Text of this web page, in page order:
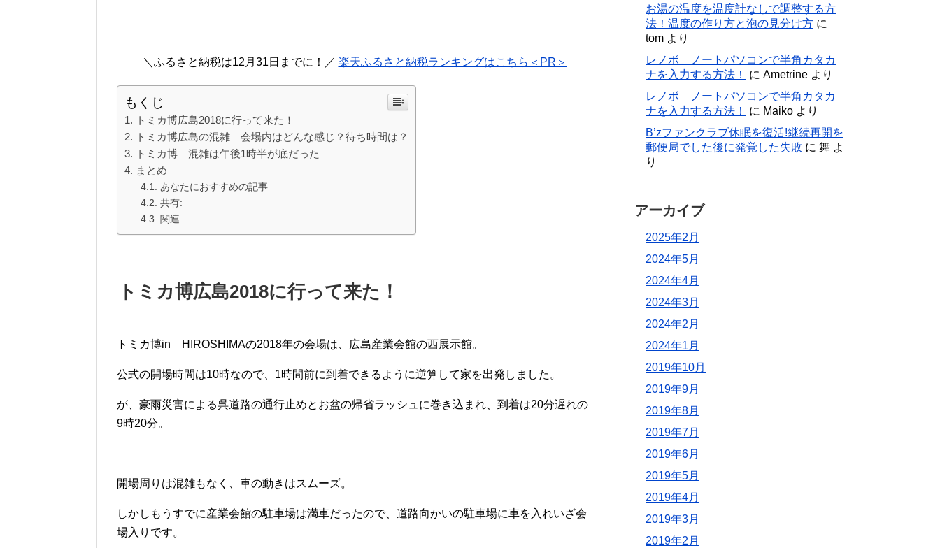
＼ふるさと納税は12月31日までに！／ 楽天ふるさと納税ランキングはこちら＜PR＞
もくじ
トミカ博広島2018に行って来た！
トミカ博広島の混雑 会場内はどんな感じ？待ち時間は？
トミカ博 混雑は午後1時半が底だった
まとめ
あなたにおすすめの記事
共有:
関連
トミカ博広島2018に行って来た！
トミカ博in HIROSHIMAの2018年の会場は、広島産業会館の西展示館。
公式の開場時間は10時なので、1時間前に到着できるように逆算して家を出発しました。
が、豪雨災害による呉道路の通行止めとお盆の帰省ラッシュに巻き込まれ、到着は20分遅れの
9時20分。
開場周りは混雑もなく、車の動きはスムーズ。
しかしもうすでに産業会館の駐車場は満車だったので、道路向かいの駐車場に車を入れいざ会
場入りです。
お湯の温度を温度計なしで調整する方
法！温度の作り方と泡の見分け方 に
tom より
レノボ ノートパソコンで半角カタカ
ナを入力する方法！
に Ametrine より
レノボ ノートパソコンで半角カタカ
ナを入力する方法！
に Maiko より
B’zファンクラブ休眠を復活!継続再開を
郵便局でした後に発覚した失敗 に 舞 よ
り
アーカイブ
2025年2月
2024年5月
2024年4月
2024年3月
2024年2月
2024年1月
2019年10月
2019年9月
2019年8月
2019年7月
2019年6月
2019年5月
2019年4月
2019年3月
2019年2月